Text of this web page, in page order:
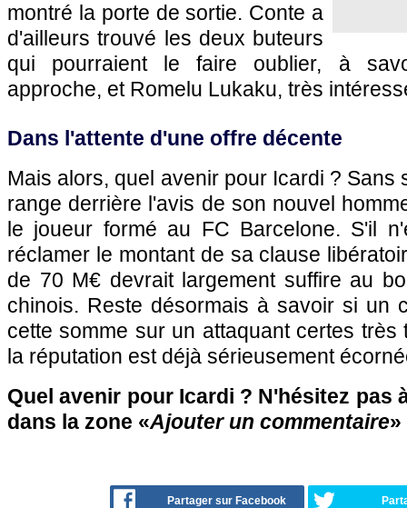
montré la porte de sortie. Conte a
d'ailleurs trouvé les deux buteurs
qui pourraient le faire oublier, à
approche, et Romelu Lukaku, très
Dans l'attente d'une offre décente
Mais alors, quel avenir pour Icardi ? Sans
range derrière l'avis de son nouvel
le joueur formé au FC Barcelone. S'il
réclamer le montant de sa clause
de 70 M€ devrait largement suffire au
chinois. Reste désormais à savoir si un
cette somme sur un attaquant certes très
la réputation est déjà sérieusement
Quel avenir pour Icardi ? N'hésitez pas
dans la zone «Ajouter un commentaire
Partager sur Facebook